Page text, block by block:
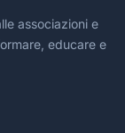
associazioni e
educare e